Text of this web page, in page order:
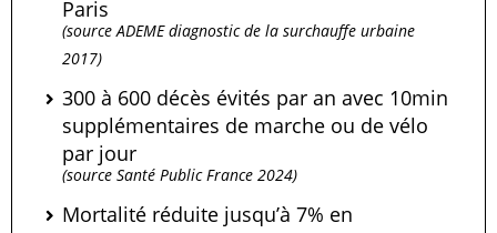
Paris
(source ADEME diagnostic de la surchauffe urbaine
2017)
300 à 600 décès évités par an avec 10min
supplémentaires de marche ou de vélo
par jour
(source Santé Public France 2024)
Mortalité réduite jusqu’à 7% en